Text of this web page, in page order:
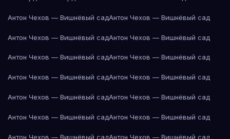
Антон Чехов — Вишнёвый садАнтон Чехов — Вишнёвый сад
Антон Чехов — Вишнёвый садАнтон Чехов — Вишнёвый сад
Антон Чехов — Вишнёвый садАнтон Чехов — Вишнёвый сад
Антон Чехов — Вишнёвый садАнтон Чехов — Вишнёвый сад
Антон Чехов — Вишнёвый садАнтон Чехов — Вишнёвый сад
Антон Чехов — Вишнёвый садАнтон Чехов — Вишнёвый сад
Антон Чехов — Вишнёвый садАнтон Чехов — Вишнёвый сад